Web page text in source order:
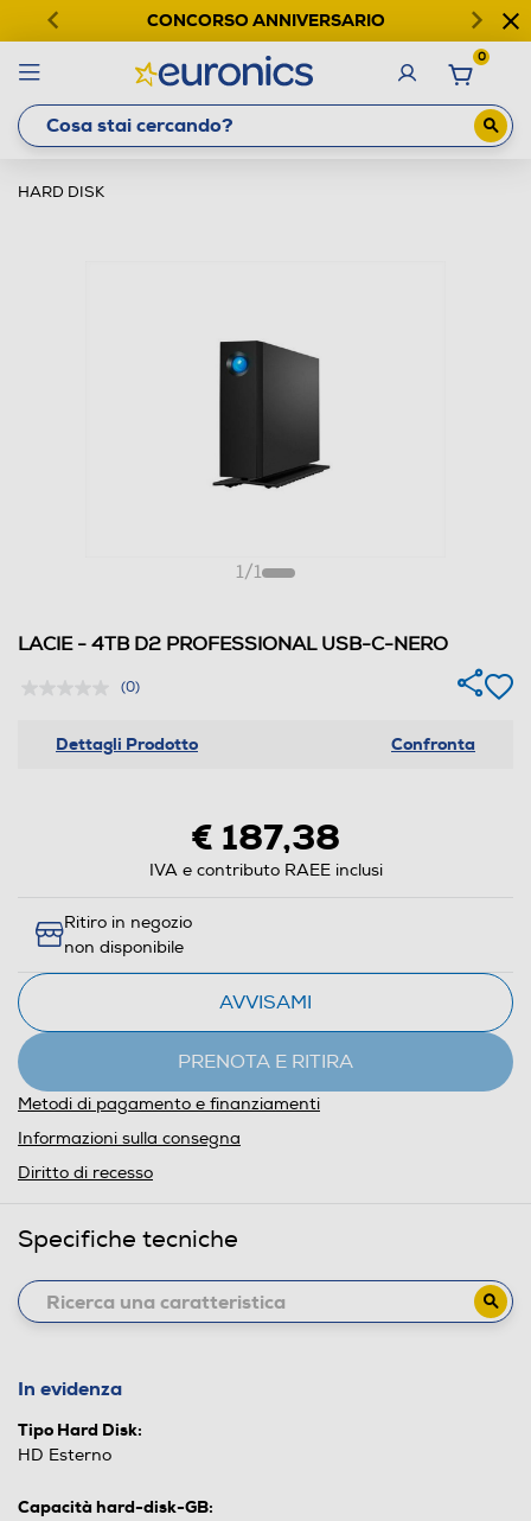
CONCORSO ANNIVERSARIO
0
HARD DISK
1/1
LACIE - 4TB D2 PROFESSIONAL USB-C-NERO
(0)
Dettagli Prodotto Confronta
€ 187,38
IVA e contributo RAEE inclusi
Ritiro in negozio
non disponibile
AVVISAMI
PRENOTA E RITIRA
Metodi di pagamento e finanziamenti
Informazioni sulla consegna
Diritto di recesso
Specifiche tecniche
In evidenza
Tipo Hard Disk:
HD Esterno
Capacità hard-disk-GB: